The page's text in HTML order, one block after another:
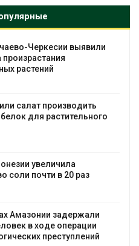
В Домодедове
последствия разлива
пожара на складе
Изменение климата меняет
бабочек по всему миру
установки солнечных
бизнеса
Москвариум отметит 11-
трёхдневным фестивалем
Авг 5, 2026